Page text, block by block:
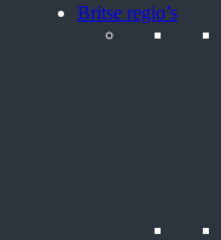
Britse regio’s